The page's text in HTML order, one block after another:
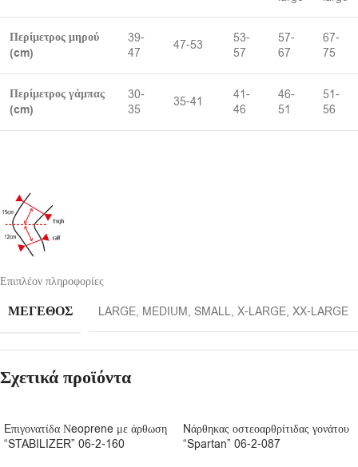
Περίμετρος μηρού
(cm)
39-
47
47-53
53-
57
57-
67
67-
75
Περίμετρος γάμπας
(cm)
30-
35
35-41
41-
46
46-
51
51-
56
Επιπλέον πληροφορίες
ΜΈΓΕΘΟΣ LARGE, MEDIUM, SMALL, X-LARGE, XX-LARGE
Σχετικά προϊόντα
Eπιγονατίδα Νeoprene με άρθωση
“STABILIZER” 06-2-160
Nάρθηκας οστεοαρθρίτιδας γονάτου
“Spartan” 06-2-087